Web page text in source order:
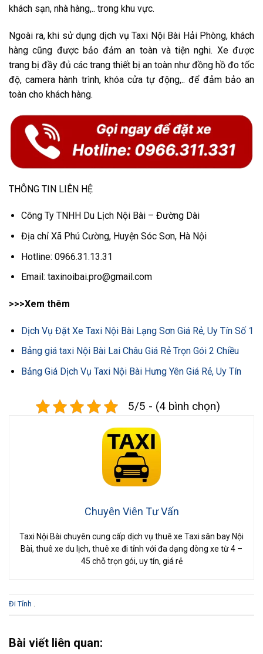
khách sạn, nhà hàng,.. trong khu vực.
Ngoài ra, khi sử dụng dịch vụ Taxi Nội Bài Hải Phòng, khách
hàng cũng được bảo đảm an toàn và tiện nghi. Xe được
trang bị đầy đủ các trang thiết bị an toàn như đồng hồ đo tốc
độ, camera hành trình, khóa cửa tự động,.. để đảm bảo an
toàn cho khách hàng.
THÔNG TIN LIÊN HỆ
Công Ty TNHH Du Lịch Nội Bài – Đường Dài
Địa chỉ Xã Phú Cường, Huyện Sóc Sơn, Hà Nội
Hotline: 0966.31.13.31
Email: taxinoibai.pro@gmail.com
>>>Xem thêm
Dịch Vụ Đặt Xe Taxi Nội Bài Lạng Sơn Giá Rẻ, Uy Tín Số 1
Bảng giá taxi Nội Bài Lai Châu Giá Rẻ Trọn Gói 2 Chiều
Bảng Giá Dịch Vụ Taxi Nội Bài Hưng Yên Giá Rẻ, Uy Tín
5/5 - (4 bình chọn)
Chuyên Viên Tư Vấn
Taxi Nội Bài chuyên cung cấp dịch vụ thuê xe Taxi sân bay Nội
Bài, thuê xe du lịch, thuê xe đi tỉnh với đa dạng dòng xe từ 4 –
45 chỗ trọn gói, uy tín, giá rẻ
Đi Tỉnh .
Bài viết liên quan: